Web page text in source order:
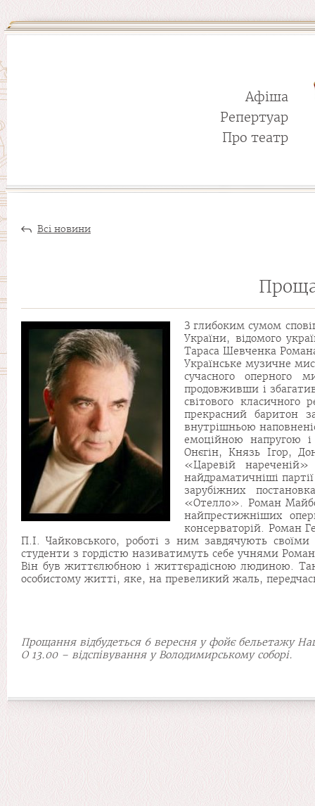
Афіша
Репертуар
Про театр
Всі новини
З глибоким сумом
України, відомого
Тараса Шевченка
Українське музичне
сучасного оперного
продовживши і
світового
прекрасний баритон
внутрішньою
емоційною напругою
Онєгін, Князь Ігор,
«Царевій
найдраматичніші
зарубіжних
«Отелло». Роман
найпрестижніших
консерваторій. Роман
П.І. Чайковського, роботі з ним завдячують своїми
студенти з гордістю називатимуть себе учнями
Він був життєлюбною і життєрадісною людиною.
особистому житті, яке, на превеликий жаль,
Прощання відбудеться 6 вересня у фойє бельетажу
О 13.00 – відспівування у Володимирському соборі.